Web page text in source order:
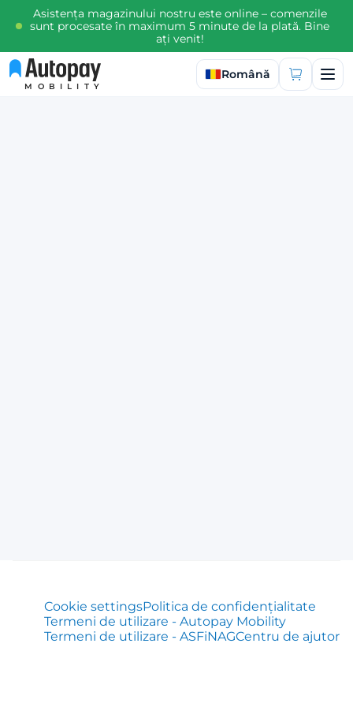
Asistența magazinului nostru este online – comenzile
sunt procesate în maximum 5 minute de la plată. Bine
ați venit!
MOBILITY
Selectați limba
Română
Cookie settingsPolitica de confidențialitate
Termeni de utilizare - Autopay Mobility
Termeni de utilizare - ASFiNAGCentru de ajutor